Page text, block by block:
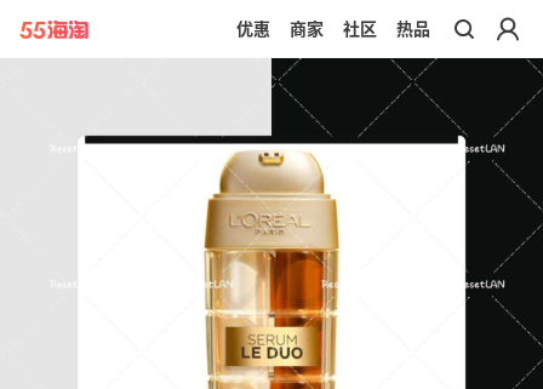
带你去官网买正品
优惠 商家 社区 热品